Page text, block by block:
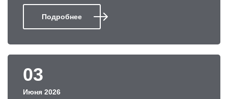
Подробнее
03
Июня 2026